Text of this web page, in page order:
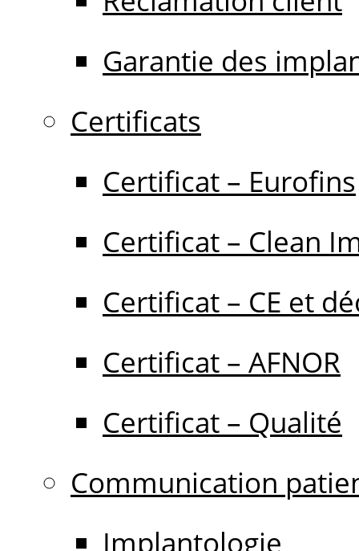
Garantie des
Certificats
Certificat – Eurofins
Certificat – Clean
Certificat – CE et
Certificat – AFNOR
Certificat – Qualité
Communication
Implantologie